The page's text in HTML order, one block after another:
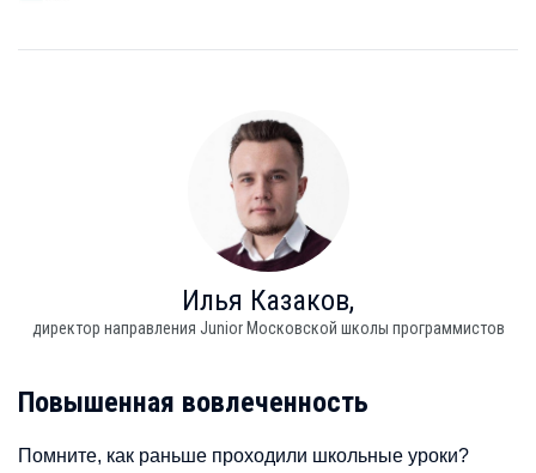
Илья Казаков,
директор направления Junior Московской школы программистов
Повышенная вовлеченность
Помните, как раньше проходили школьные уроки?